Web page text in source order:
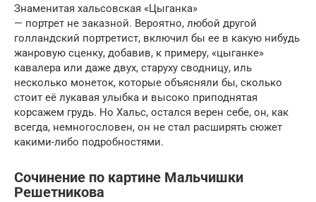
Знаменитая хальсовская «Цыганка»
— портрет не заказной. Вероятно, любой другой
голландский портретист, включил бы ее в какую нибудь
жанровую сценку, добавив, к примеру, «цыганке»
кавалера или даже двух, старуху сводницу, иль
несколько монеток, которые объясняли бы, сколько
стоит её лукавая улыбка и высоко приподнятая
корсажем грудь. Но Хальс, остался верен себе, он, как
всегда, немногословен, он не стал расширять сюжет
какими-либо подробностями.
Сочинение по картине Мальчишки
Решетникова